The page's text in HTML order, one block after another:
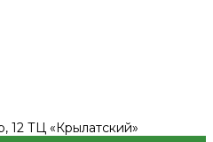
12 ТЦ «Крылатский»